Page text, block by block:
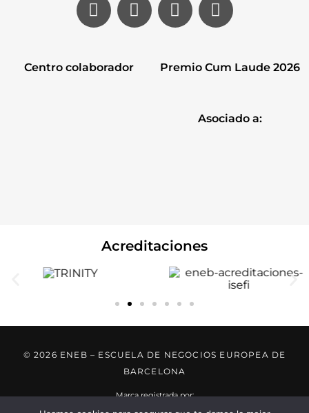
Centro colaborador Premio Cum Laude 2026
Asociado a:
Acreditaciones
© 2026 ENEB – ESCUELA DE NEGOCIOS EUROPEA DE
BARCELONA
Marca registrada por: